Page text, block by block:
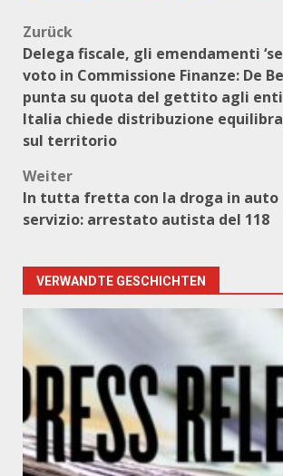
Beitragsnavigation
Zurück
Delega fiscale, gli emendamenti
voto in Commissione Finanze: De
punta su quota del gettito agli enti
Italia chiede distribuzione
sul territorio
Weiter
In tutta fretta con la droga in auto
servizio: arrestato autista del 118
VERWANDTE GESCHICHTEN